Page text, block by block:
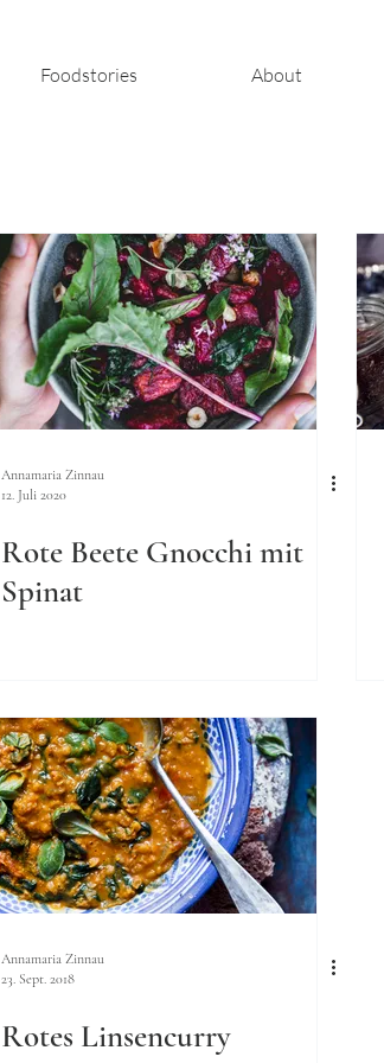
Foodstories About
Annamaria Zinnau
12. Juli 2020
Rote Beete Gnocchi mit
Spinat
Annamaria Zinnau
23. Sept. 2018
Rotes Linsencurry